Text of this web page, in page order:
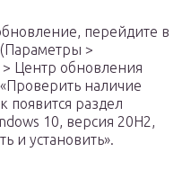
перейдите в
>
Центр обновления
наличие
появится раздел
10, версия 20H2,
и установить».